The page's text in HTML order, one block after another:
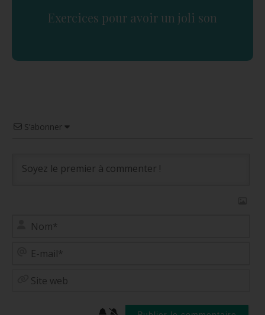
Exercices pour avoir un joli son
S’abonner